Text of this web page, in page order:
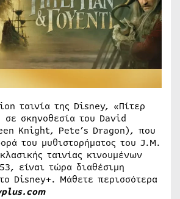
ταινία της Disney, «Πίτερ
σε σκηνοθεσία του David
Knight, Pete’s Dragon), που
του μυθιστορήματος του J.M.
ταινίας κινουμένων
είναι τώρα διαθέσιμη
Disney+. Μάθετε περισσότερα